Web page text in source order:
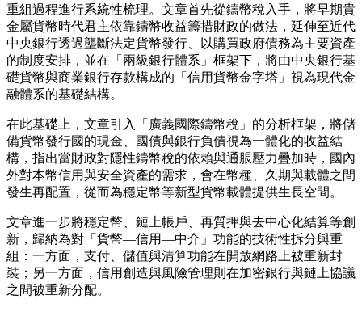
重組過程進行系統性梳理。文章首先從鑄幣稅入手，將早期貴
金屬貨幣時代君主依靠鑄幣收益籌措財政的做法，延伸至近代
中央銀行透過壟斷法定貨幣發行、以購買政府債務為主要資產
的制度安排，並在「兩級銀行體系」框架下，將由中央銀行基
礎貨幣與商業銀行存款構成的「信用貨幣金字塔」視為現代金
融體系的基礎結構。
在此基礎上，文章引入「廣義國際鑄幣稅」的分析框架，將儲
備貨幣發行國的現金、國債與銀行負債視為一體化的收益結
構，指出當財政對隱性鑄幣稅的依賴與通脹壓力疊加時，國內
外對本幣信用與安全資產的需求，會在幣種、久期與載體之間
發生再配置，從而為穩定幣等新型貨幣載體提供生長空間。
文章進一步將穩定幣、鏈上帳戶、再質押與去中心化結算等創
新，歸納為對「貨幣—信用—中介」功能的技術性拆分與重
組：一方面，支付、儲值與清算功能在開放網路上被重新封
裝；另一方面，信用創造與風險管理則在加密銀行與鏈上協議
之間被重新分配。